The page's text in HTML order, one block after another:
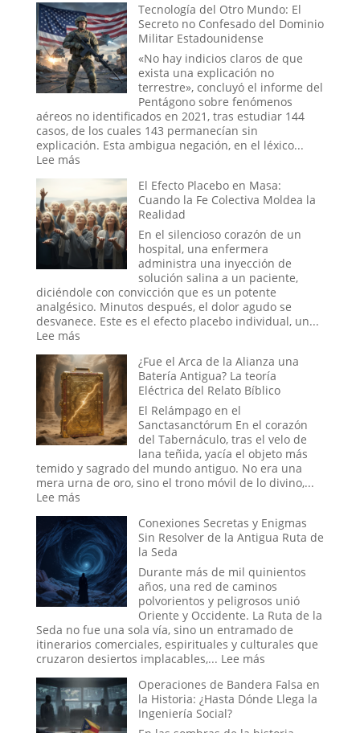
un
trauma
reprimido?
juego
de
la
Ouija
online:
¿Pueden
los
rituales
en
el
abrir
portales?
Tecnología del Otro Mundo: El
Secreto no Confesado del Dominio
Militar Estadounidense
«No hay indicios claros de que
exista una explicación no
terrestre», concluyó el informe del
Pentágono sobre fenómenos
aéreos no identificados en 2021, tras estudiar 144
casos, de los cuales 143 permanecían sin
explicación. Esta ambigua negación, en el léxico...
Lee más:
Otro
Mundo:
El
Secreto
no
Confesado
del
Dominio
Militar
Estadounidense
El Efecto Placebo en Masa:
Cuando la Fe Colectiva Moldea la
Realidad
En el silencioso corazón de un
hospital, una enfermera
administra una inyección de
solución salina a un paciente,
diciéndole con convicción que es un potente
analgésico. Minutos después, el dolor agudo se
desvanece. Este es el efecto placebo individual, un...
Lee más:
Efecto
Placebo
en
Masa:
Cuando
la
Fe
Colectiva
Moldea
la
¿Fue el Arca de la Alianza una
Batería Antigua? La teoría
Eléctrica del Relato Bíblico
El Relámpago en el
Sanctasanctórum En el corazón
del Tabernáculo, tras el velo de
lana teñida, yacía el objeto más
temido y sagrado del mundo antiguo. No era una
mera urna de oro, sino el trono móvil de lo divino,...
Lee más:
el
Arca
de
la
Alianza
una
Batería
Antigua?
La
teoría
del
Relato
Bíblico
Conexiones Secretas y Enigmas
Sin Resolver de la Antigua Ruta de
la Seda
Durante más de mil quinientos
años, una red de caminos
polvorientos y peligrosos unió
Oriente y Occidente. La Ruta de la
Seda no fue una sola vía, sino un entramado de
itinerarios comerciales, espirituales y culturales que
cruzaron desiertos implacables,... Lee más:
Secretas
y
Operaciones de Bandera Falsa en
la Historia: ¿Hasta Dónde Llega la
Ingeniería Social?